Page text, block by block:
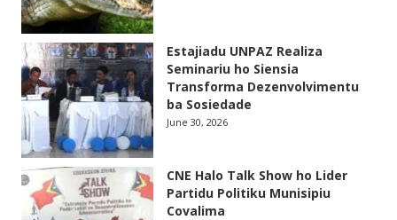
Estajiadu UNPAZ Realiza
Seminariu ho Siensia
Transforma Dezenvolvimentu
ba Sosiedade
June 30, 2026
CNE Halo Talk Show ho Lider
Partidu Politiku Munisipiu
Covalima